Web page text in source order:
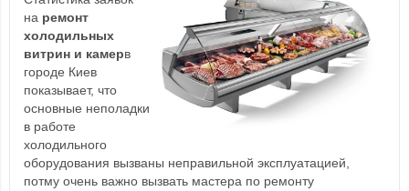
на ремонт
холодильных
витрин и камерв
городе Киев
показывает, что
основные неполадки
в работе
холодильного
оборудования вызваны неправильной эксплуатацией,
потму очень важно вызвать мастера по ремонту